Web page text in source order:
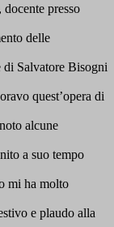
presso
delle
di Salvatore Bisogni
quest’opera di
alcune
a suo tempo
mi ha molto
e plaudo alla